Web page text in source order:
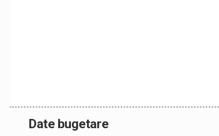
Date bugetare